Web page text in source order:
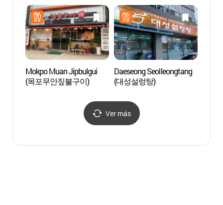
Mokpo Muan Jipbulgui
(목포무안짚불구이)
Daeseong Seolleongtang
(대성설렁탕)
Ver más